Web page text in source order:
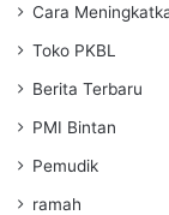
Cara
Toko PKBL
Berita Terbaru
PMI Bintan
Pemudik
ramah